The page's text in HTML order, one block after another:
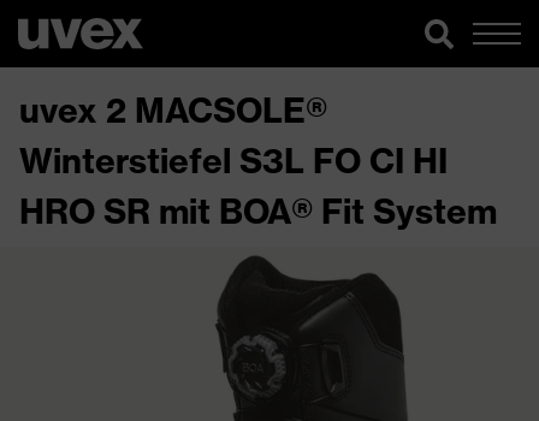
uvex 2 MACSOLE®
Winterstiefel S3L FO CI HI
HRO SR mit BOA® Fit System